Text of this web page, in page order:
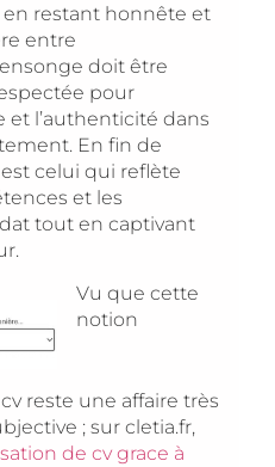
restant honnête et
entre
doit être
pour
l’authenticité dans
En fin de
celui qui reflète
et les
tout en captivant
Vu que cette
notion
reste une affaire très
; sur cletia.fr,
de cv grace à